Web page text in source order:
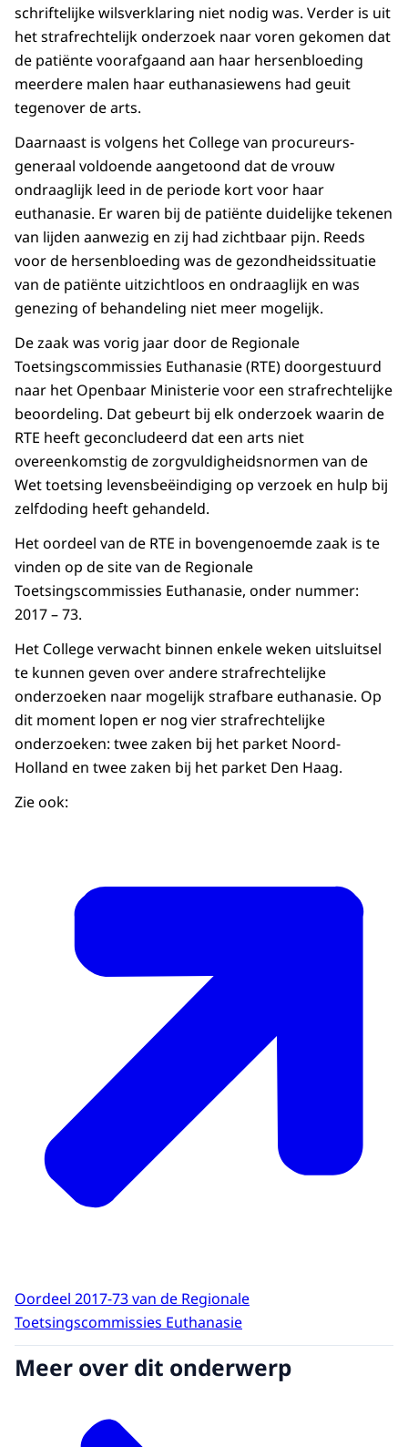
schriftelijke wilsverklaring niet nodig was. Verder is uit
het strafrechtelijk onderzoek naar voren gekomen dat
de patiënte voorafgaand aan haar hersenbloeding
meerdere malen haar euthanasiewens had geuit
tegenover de arts.
Daarnaast is volgens het College van procureurs-
generaal voldoende aangetoond dat de vrouw
ondraaglijk leed in de periode kort voor haar
euthanasie. Er waren bij de patiënte duidelijke tekenen
van lijden aanwezig en zij had zichtbaar pijn. Reeds
voor de hersenbloeding was de gezondheidssituatie
van de patiënte uitzichtloos en ondraaglijk en was
genezing of behandeling niet meer mogelijk.
De zaak was vorig jaar door de Regionale
Toetsingscommissies Euthanasie (RTE) doorgestuurd
naar het Openbaar Ministerie voor een strafrechtelijke
beoordeling. Dat gebeurt bij elk onderzoek waarin de
RTE heeft geconcludeerd dat een arts niet
overeenkomstig de zorgvuldigheidsnormen van de
Wet toetsing levensbeëindiging op verzoek en hulp bij
zelfdoding heeft gehandeld.
Het oordeel van de RTE in bovengenoemde zaak is te
vinden op de site van de Regionale
Toetsingscommissies Euthanasie, onder nummer:
2017 – 73.
Het College verwacht binnen enkele weken uitsluitsel
te kunnen geven over andere strafrechtelijke
onderzoeken naar mogelijk strafbare euthanasie. Op
dit moment lopen er nog vier strafrechtelijke
onderzoeken: twee zaken bij het parket Noord-
Holland en twee zaken bij het parket Den Haag.
Zie ook:
Oordeel 2017-73 van de Regionale
Toetsingscommissies Euthanasie
Meer over dit onderwerp